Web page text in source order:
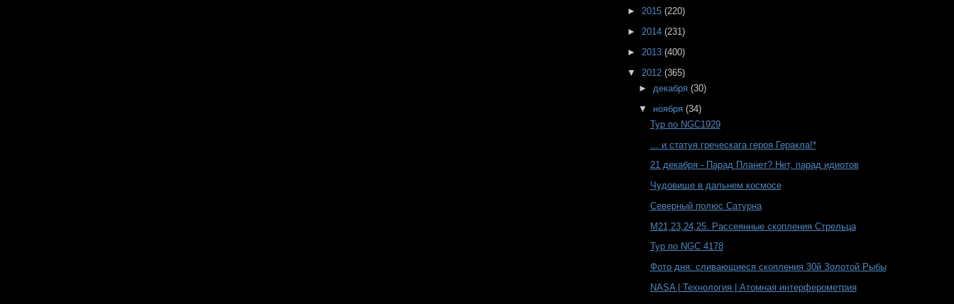
►2015(220)
►2014(231)
► 2013(400)
▼ 2012(365)
► декабря (30)
▼ ноября (34)
Тур по NGC1929
... и статуя греческага героя Геракла!*
21 декабря - Парад Планет? Нет, парад идиотов
Чудовище в дальнем космосе
Северный полюс Сатурна
M21,23,24,25. Рассеянные скопления Стрельца
Тур по NGC 4178
Фото дня: сливающиеся скопления 30й Золотой Рыбы
NASA | Технология | Атомная интерферометрия